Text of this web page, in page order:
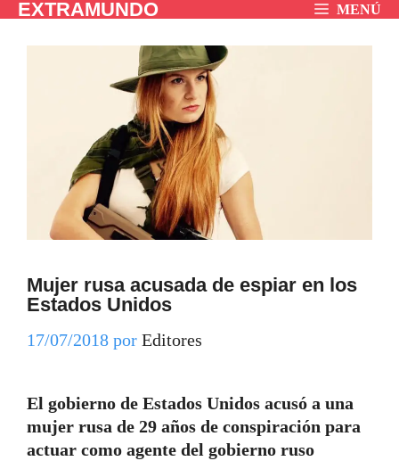
SaltarEXTRAMUNDO MENÚ
Mujer rusa acusada de espiar en los
Estados Unidos
17/07/2018 por Editores
El gobierno de Estados Unidos acusó a una
mujer rusa de 29 años de conspiración para
actuar como agente del gobierno ruso